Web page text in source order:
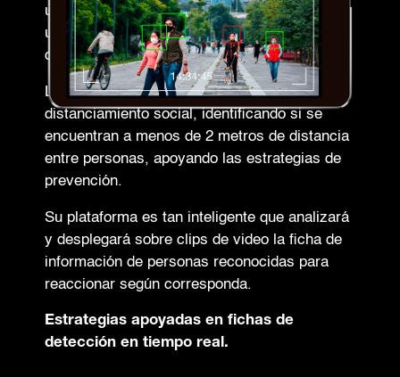
un marcador sobre el rostro de quien no esté
utilizando correctamente el cubrebocas o
cualquier otro elemento de protección.
Los analíticos cuentan con la detección de
distanciamiento social, identificando si se
encuentran a menos de 2 metros de distancia
entre personas, apoyando las estrategias de
prevención.
Su plataforma es tan inteligente que analizará
y desplegará sobre clips de video la ficha de
información de personas reconocidas para
reaccionar según corresponda.
Estrategias apoyadas en fichas de
detección en tiempo real.